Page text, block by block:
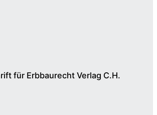
für Erbbaurecht Verlag C.H.